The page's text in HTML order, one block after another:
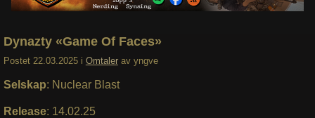
Søk
Dynazty «Game Of Faces»
Postet 22.03.2025 i Omtaler av yngve
Selskap: Nuclear Blast
Release: 14.02.25